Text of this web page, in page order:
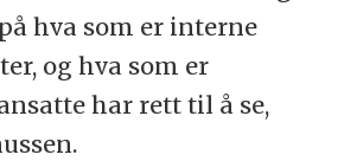
hva som er interne
og hva som er
har rett til å se,